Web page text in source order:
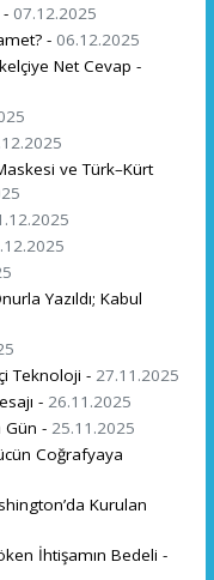
07.12.2025
- 06.12.2025
Net Cevap -
ve Türk–Kürt
Yazıldı; Kabul
Teknoloji - 27.11.2025
- 26.11.2025
Gün - 25.11.2025
Coğrafyaya
Kurulan
İhtişamın Bedeli -